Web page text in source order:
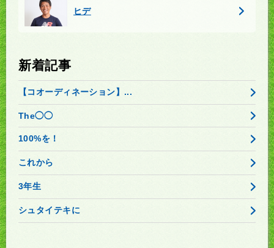
ヒデ
新着記事
【コオーディネーション】...
The◯◯
100%を！
これから
3年生
シュタイテキに